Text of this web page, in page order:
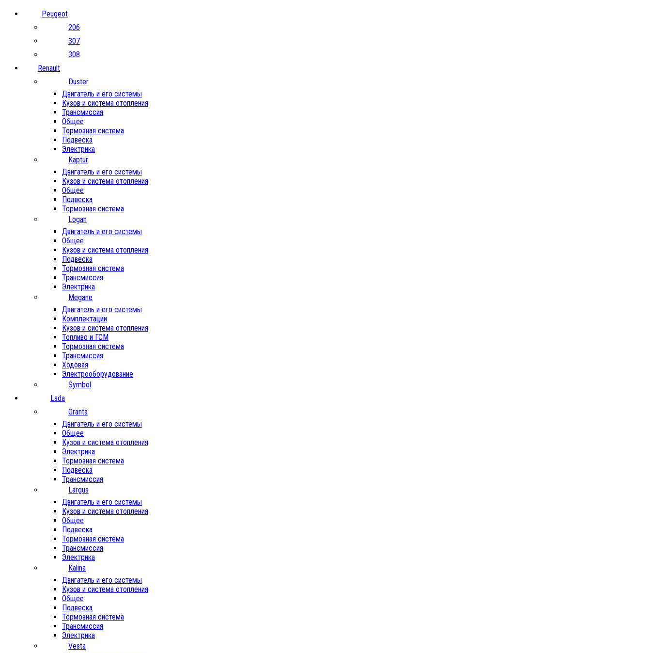
Peugeot
206
307
308
Renault
Duster
Двигатель и его системы
Кузов и система отопления
Трансмиссия
Общее
Тормозная система
Подвеска
Электрика
Kaptur
Двигатель и его системы
Кузов и система отопления
Общее
Подвеска
Тормозная система
Logan
Двигатель и его системы
Общее
Кузов и система отопления
Подвеска
Тормозная система
Трансмиссия
Электрика
Megane
Двигатель и его системы
Комплектации
Кузов и система отопления
Топливо и ГСМ
Тормозная система
Трансмиссия
Ходовая
Электрооборудование
Symbol
Lada
Granta
Двигатель и его системы
Общее
Кузов и система отопления
Электрика
Тормозная система
Подвеска
Трансмиссия
Largus
Двигатель и его системы
Кузов и система отопления
Общее
Подвеска
Тормозная система
Трансмиссия
Электрика
Kalina
Двигатель и его системы
Кузов и система отопления
Общее
Подвеска
Тормозная система
Трансмиссия
Электрика
Vesta